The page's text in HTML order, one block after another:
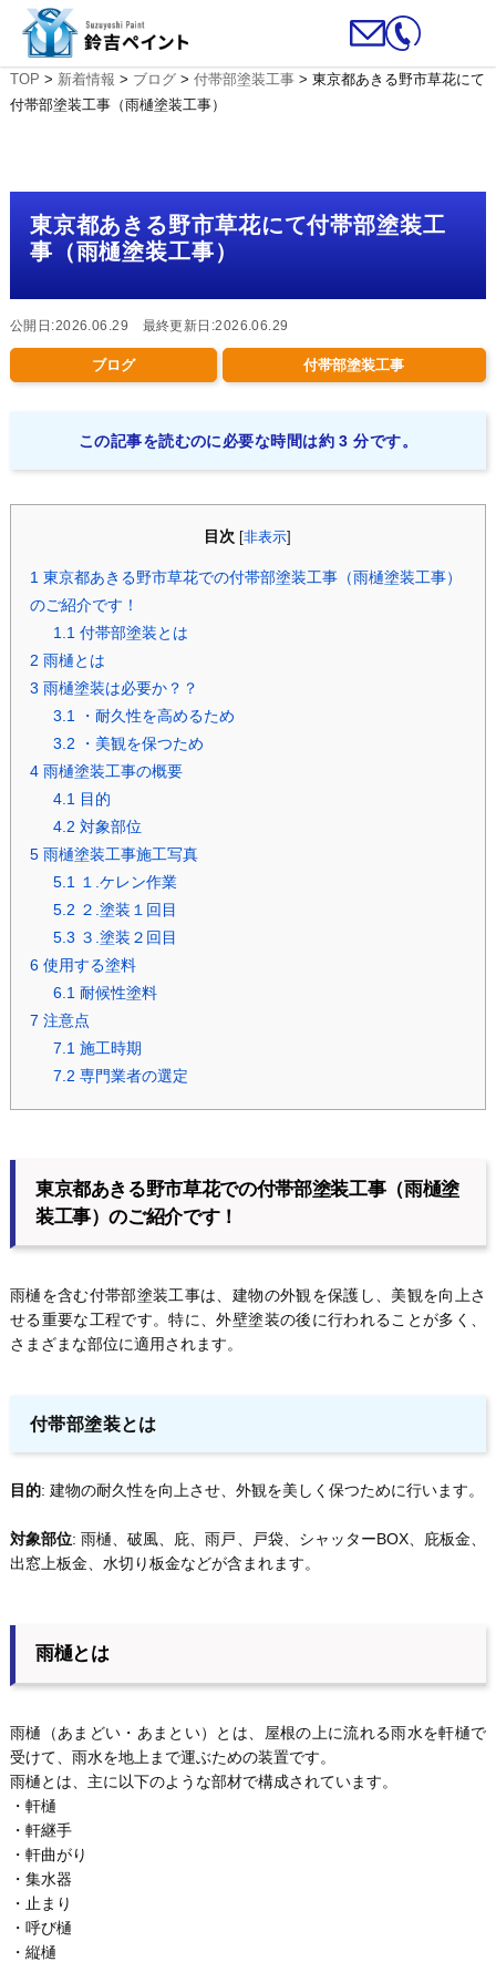
TOP > 新着情報 > ブログ> 付帯部塗装工事> 東京都あきる野市草花にて
付帯部塗装工事（雨樋塗装工事）
東京都あきる野市草花にて付帯部塗装工
事（雨樋塗装工事）
公開日:2026.06.29 最終更新日:2026.06.29
ブログ 付帯部塗装工事
この記事を読むのに必要な時間は約 3 分です。
目次 [非表示
1東京都あきる野市草花での付帯部塗装工事（雨樋塗装工事）
のご紹介です！
1.1付帯部塗装とは
2 雨樋とは
3 雨樋塗装は必要か？？
3.1・耐久性を高めるため
3.2 ・美観を保つため
4雨樋塗装工事の概要
4.1目的
4.2 対象部位
5雨樋塗装工事施工写真
5.1１.ケレン作業
5.2 ２.塗装１回目
5.3 ３.塗装２回目
6使用する塗料
6.1耐候性塗料
7 注意点
7.1施工時期
7.2 専門業者の選定
東京都あきる野市草花での付帯部塗装工事（雨樋塗
装工事）のご紹介です！
雨樋を含む付帯部塗装工事は、建物の外観を保護し、美観を向上さ
せる重要な工程です。特に、外壁塗装の後に行われることが多く、
さまざまな部位に適用されます。
付帯部塗装とは
目的: 建物の耐久性を向上させ、外観を美しく保つために行います。
対象部位: 雨樋、破風、庇、雨戸、戸袋、シャッターBOX、庇板金、
出窓上板金、水切り板金などが含まれます。
雨樋とは
雨樋（あまどい・あまとい）とは、屋根の上に流れる雨水を軒樋で
受けて、雨水を地上まで運ぶための装置です。
雨樋とは、主に以下のような部材で構成されています。
・軒樋
・軒継手
・軒曲がり
・集水器
・止まり
・呼び樋
・縦樋